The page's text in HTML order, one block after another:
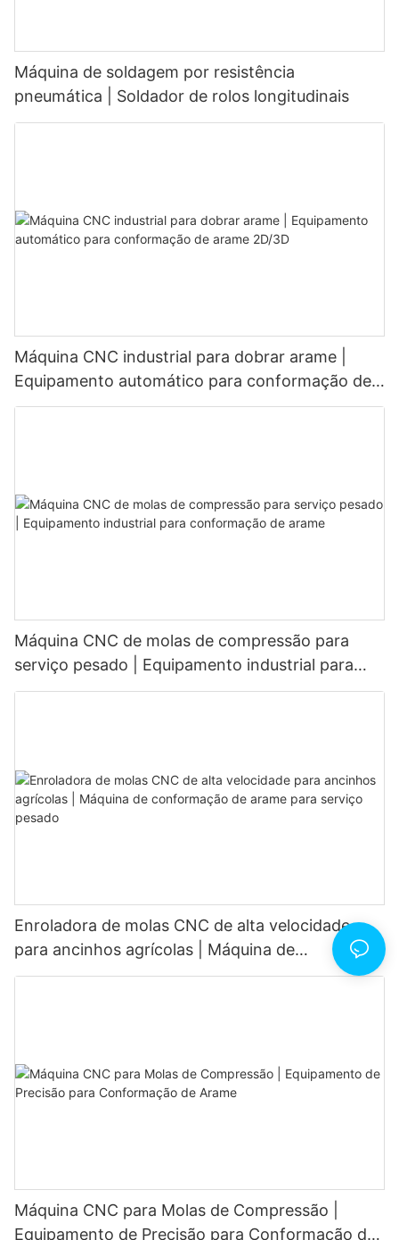
Máquina de soldagem por resistência
pneumática | Soldador de rolos longitudinais
Máquina CNC industrial para dobrar arame |
Equipamento automático para conformação de
arame 2D/3D
Máquina CNC de molas de compressão para
serviço pesado | Equipamento industrial para
conformação de arame
Enroladora de molas CNC de alta velocidade
para ancinhos agrícolas | Máquina de
conformação de arame para serviço pesado
Máquina CNC para Molas de Compressão |
Equipamento de Precisão para Conformação de